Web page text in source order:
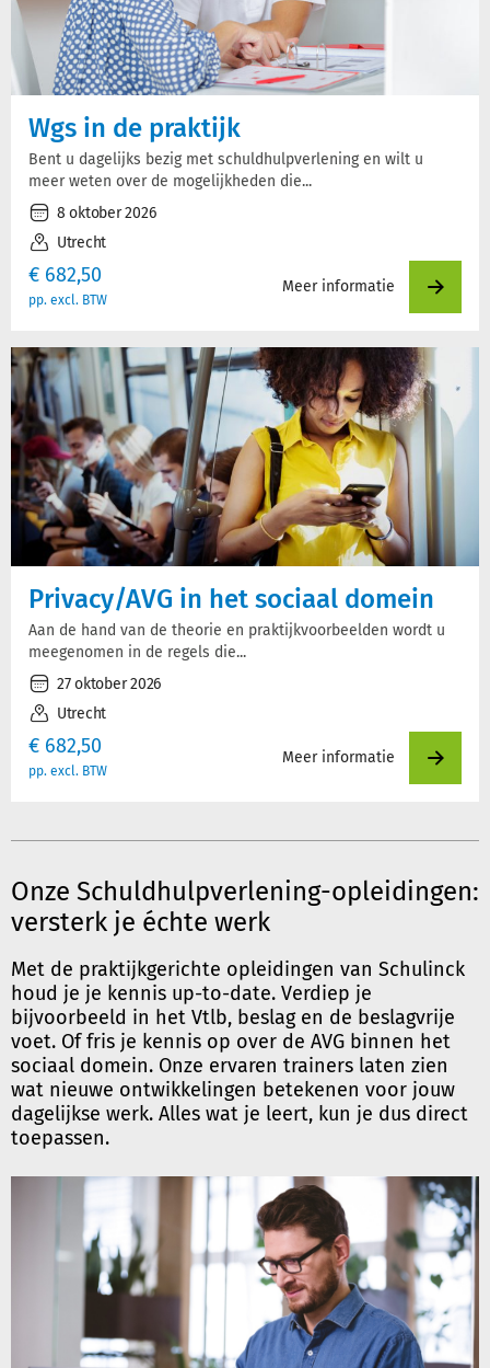
Wgs in de praktijk
Bent u dagelijks bezig met schuldhulpverlening en wilt u
meer weten over de mogelijkheden die...
8 oktober 2026
Utrecht
pp. excl. BTW
€ 682,50 Meer informatie
Privacy/AVG in het sociaal domein
Aan de hand van de theorie en praktijkvoorbeelden wordt u
meegenomen in de regels die...
27 oktober 2026
Utrecht
pp. excl. BTW
€ 682,50 Meer informatie
Onze Schuldhulpverlening-opleidingen:
versterk je échte werk
Met de praktijkgerichte opleidingen van Schulinck
houd je je kennis up-to-date. Verdiep je
bijvoorbeeld in het Vtlb, beslag en de beslagvrije
voet. Of fris je kennis op over de AVG binnen het
sociaal domein. Onze ervaren trainers laten zien
wat nieuwe ontwikkelingen betekenen voor jouw
dagelijkse werk. Alles wat je leert, kun je dus direct
toepassen.